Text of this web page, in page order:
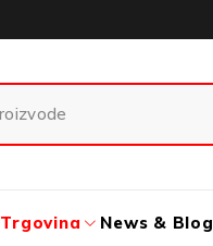
Trgovina News & Blog